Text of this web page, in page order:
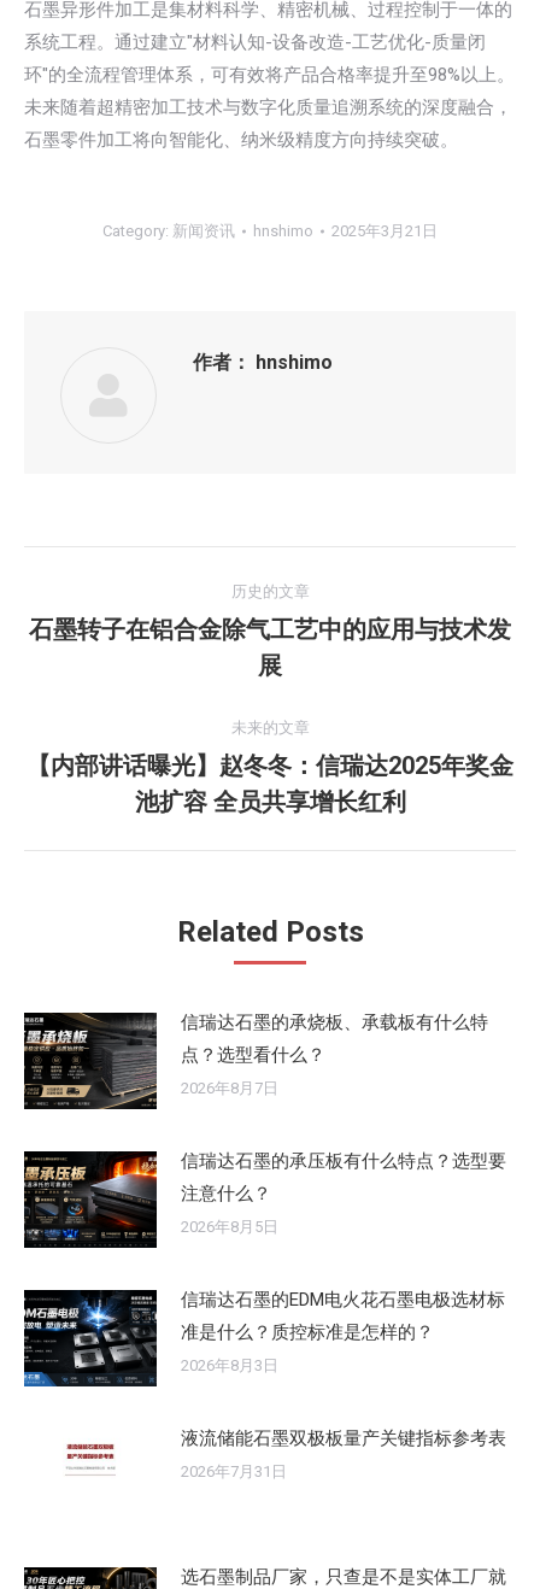
石墨异形件加工是集材料科学、精密机械、过程控制于一体的
系统工程。通过建立"材料认知-设备改造-工艺优化-质量闭
环"的全流程管理体系，可有效将产品合格率提升至98%以上。
未来随着超精密加工技术与数字化质量追溯系统的深度融合，
石墨零件加工将向智能化、纳米级精度方向持续突破。
Category: 新闻资讯 hnshimo 2025年3月21日
作者： hnshimo
章
历史的文章
历
史
文
章：
石墨转子在铝合金除气工艺中的应用与技术发
展
未来的文章
未
来
的
【内部讲话曝光】赵冬冬：信瑞达2025年奖金
池扩容 全员共享增长红利
Related Posts
信瑞达石墨的承烧板、承载板有什么特
点？选型看什么？
2026年8月7日
信瑞达石墨的承压板有什么特点？选型要
注意什么？
2026年8月5日
信瑞达石墨的EDM电火花石墨电极选材标
准是什么？质控标准是怎样的？
2026年8月3日
液流储能石墨双极板量产关键指标参考表
2026年7月31日
选石墨制品厂家，只查是不是实体工厂就